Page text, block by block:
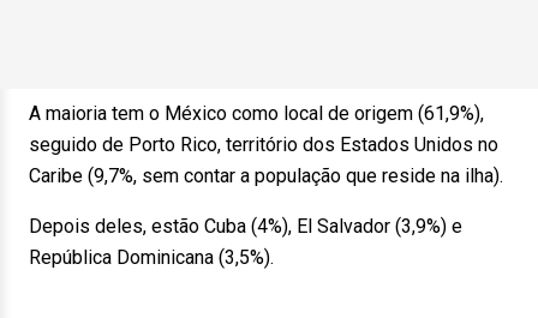
A maioria tem o México como local de origem (61,9%),
seguido de Porto Rico, território dos Estados Unidos no
Caribe (9,7%, sem contar a população que reside na ilha).
Depois deles, estão Cuba (4%), El Salvador (3,9%) e
República Dominicana (3,5%).